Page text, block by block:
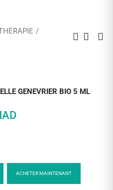
GENEVRIER BIO 5 ML
ACHETER MAINTENANT